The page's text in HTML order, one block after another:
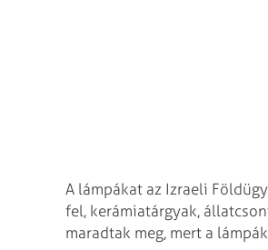
A lámpákat az Izraeli
fel, kerámiatárgyak,
maradtak meg, mert a